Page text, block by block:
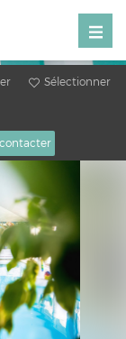
Sélectionner